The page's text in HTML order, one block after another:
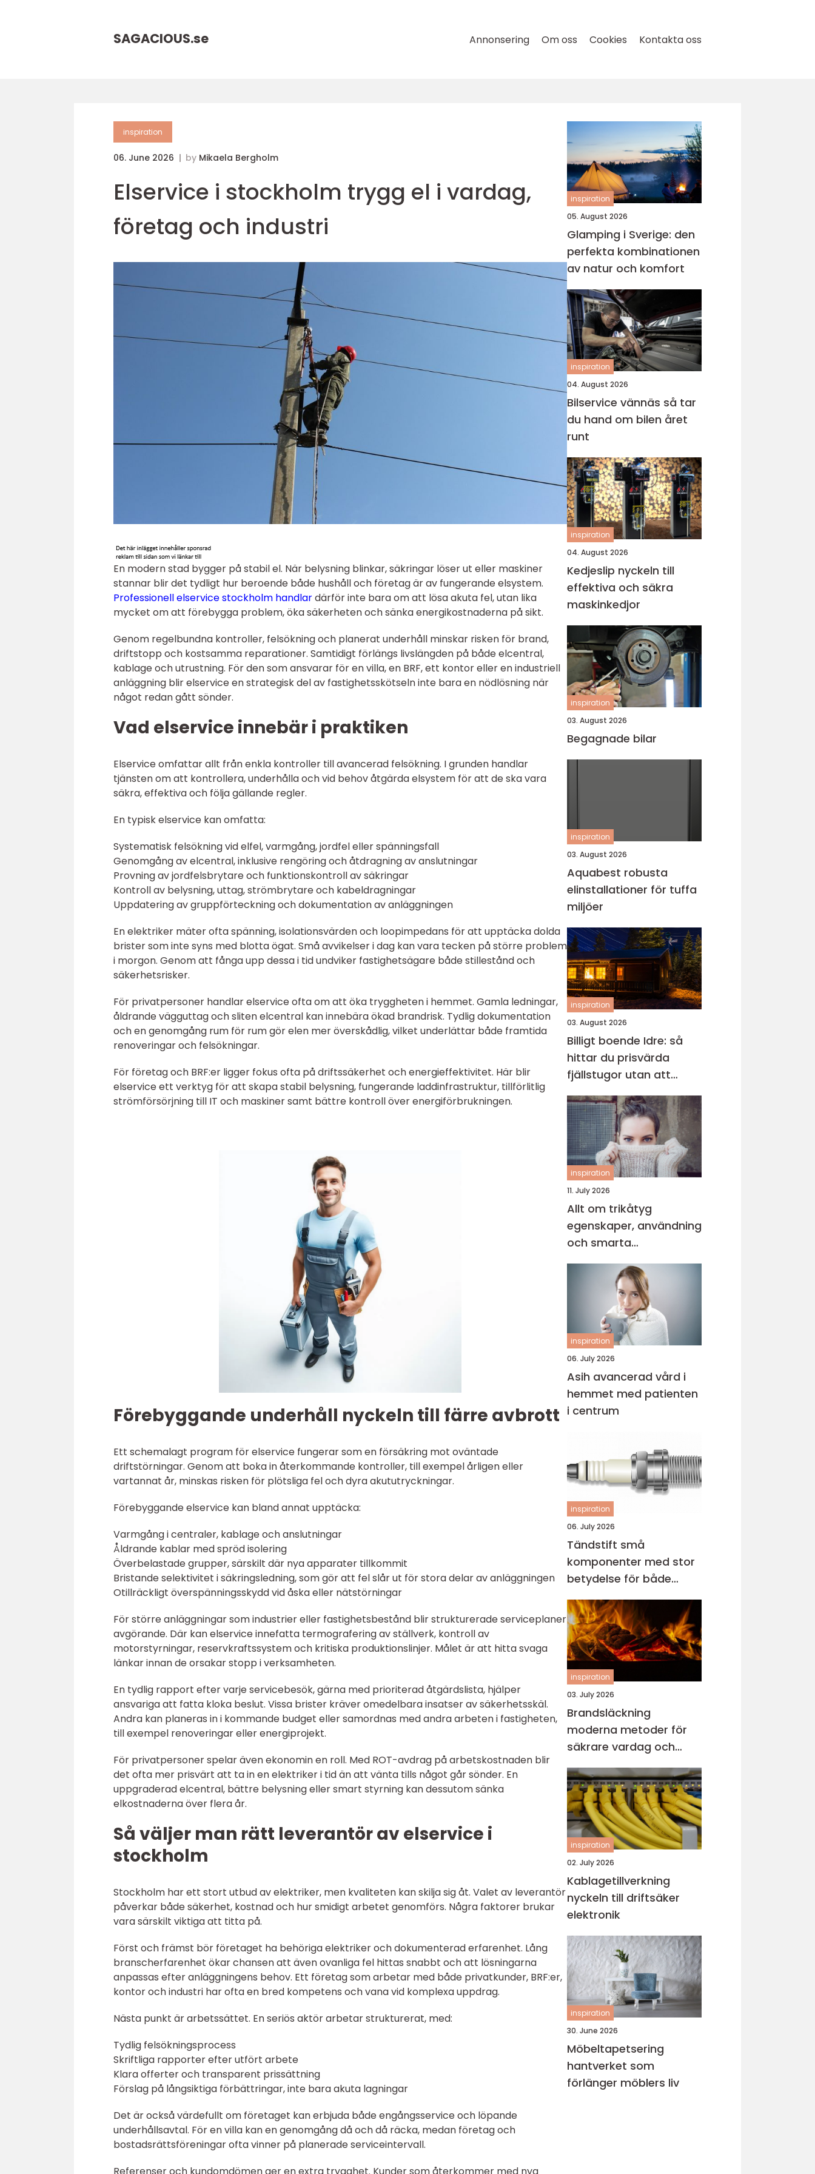
SAGACIOUS.se Annonsering Om oss Cookies Kontakta oss
inspiration
06. June 2026 by Mikaela Bergholm
Elservice i stockholm trygg el i vardag,
företag och industri
En modern stad bygger på stabil el. När belysning blinkar, säkringar löser ut eller maskiner
stannar blir det tydligt hur beroende både hushåll och företag är av fungerande elsystem.
Professionell elservice stockholm handlardärför inte bara om att lösa akuta fel, utan lika
mycket om att förebygga problem, öka säkerheten och sänka energikostnaderna på sikt.
Genom regelbundna kontroller, felsökning och planerat underhåll minskar risken för brand,
driftstopp och kostsamma reparationer. Samtidigt förlängs livslängden på både elcentral,
kablage och utrustning. För den som ansvarar för en villa, en BRF, ett kontor eller en industriell
anläggning blir elservice en strategisk del av fastighetsskötseln inte bara en nödlösning när
något redan gått sönder.
Vad elservice innebär i praktiken
Elservice omfattar allt från enkla kontroller till avancerad felsökning. I grunden handlar
tjänsten om att kontrollera, underhålla och vid behov åtgärda elsystem för att de ska vara
säkra, effektiva och följa gällande regler.
En typisk elservice kan omfatta:
Systematisk felsökning vid elfel, varmgång, jordfel eller spänningsfall
Genomgång av elcentral, inklusive rengöring och åtdragning av anslutningar
Provning av jordfelsbrytare och funktionskontroll av säkringar
Kontroll av belysning, uttag, strömbrytare och kabeldragningar
Uppdatering av gruppförteckning och dokumentation av anläggningen
En elektriker mäter ofta spänning, isolationsvärden och loopimpedans för att upptäcka dolda
brister som inte syns med blotta ögat. Små avvikelser i dag kan vara tecken på större problem
i morgon. Genom att fånga upp dessa i tid undviker fastighetsägare både stillestånd och
säkerhetsrisker.
För privatpersoner handlar elservice ofta om att öka tryggheten i hemmet. Gamla ledningar,
åldrande vägguttag och sliten elcentral kan innebära ökad brandrisk. Tydlig dokumentation
och en genomgång rum för rum gör elen mer överskådlig, vilket underlättar både framtida
renoveringar och felsökningar.
För företag och BRF:er ligger fokus ofta på driftssäkerhet och energieffektivitet. Här blir
elservice ett verktyg för att skapa stabil belysning, fungerande laddinfrastruktur, tillförlitlig
strömförsörjning till IT och maskiner samt bättre kontroll över energiförbrukningen.
Förebyggande underhåll nyckeln till färre avbrott
Ett schemalagt program för elservice fungerar som en försäkring mot oväntade
driftstörningar. Genom att boka in återkommande kontroller, till exempel årligen eller
vartannat år, minskas risken för plötsliga fel och dyra akututryckningar.
Förebyggande elservice kan bland annat upptäcka:
Varmgång i centraler, kablage och anslutningar
Åldrande kablar med spröd isolering
Överbelastade grupper, särskilt där nya apparater tillkommit
Bristande selektivitet i säkringsledning, som gör att fel slår ut för stora delar av anläggningen
Otillräckligt överspänningsskydd vid åska eller nätstörningar
För större anläggningar som industrier eller fastighetsbestånd blir strukturerade serviceplaner
avgörande. Där kan elservice innefatta termografering av ställverk, kontroll av
motorstyrningar, reservkraftssystem och kritiska produktionslinjer. Målet är att hitta svaga
länkar innan de orsakar stopp i verksamheten.
En tydlig rapport efter varje servicebesök, gärna med prioriterad åtgärdslista, hjälper
ansvariga att fatta kloka beslut. Vissa brister kräver omedelbara insatser av säkerhetsskäl.
Andra kan planeras in i kommande budget eller samordnas med andra arbeten i fastigheten,
till exempel renoveringar eller energiprojekt.
För privatpersoner spelar även ekonomin en roll. Med ROT-avdrag på arbetskostnaden blir
det ofta mer prisvärt att ta in en elektriker i tid än att vänta tills något går sönder. En
uppgraderad elcentral, bättre belysning eller smart styrning kan dessutom sänka
elkostnaderna över flera år.
Så väljer man rätt leverantör av elservice i
stockholm
Stockholm har ett stort utbud av elektriker, men kvaliteten kan skilja sig åt. Valet av leverantör
påverkar både säkerhet, kostnad och hur smidigt arbetet genomförs. Några faktorer brukar
vara särskilt viktiga att titta på.
Först och främst bör företaget ha behöriga elektriker och dokumenterad erfarenhet. Lång
branscherfarenhet ökar chansen att även ovanliga fel hittas snabbt och att lösningarna
anpassas efter anläggningens behov. Ett företag som arbetar med både privatkunder, BRF:er,
kontor och industri har ofta en bred kompetens och vana vid komplexa uppdrag.
Nästa punkt är arbetssättet. En seriös aktör arbetar strukturerat, med:
Tydlig felsökningsprocess
Skriftliga rapporter efter utfört arbete
Klara offerter och transparent prissättning
Förslag på långsiktiga förbättringar, inte bara akuta lagningar
Det är också värdefullt om företaget kan erbjuda både engångsservice och löpande
underhållsavtal. För en villa kan en genomgång då och då räcka, medan företag och
bostadsrättsföreningar ofta vinner på planerade serviceintervall.
inspiration
05. August 2026
Glamping i Sverige: den
perfekta kombinationen
av natur och komfort
inspiration
04. August 2026
Bilservice vännäs så tar
du hand om bilen året
runt
inspiration
04. August 2026
Kedjeslip nyckeln till
effektiva och säkra
maskinkedjor
inspiration
03. August 2026
Begagnade bilar
inspiration
03. August 2026
Aquabest robusta
elinstallationer för tuffa
miljöer
inspiration
03. August 2026
Billigt boende Idre: så
hittar du prisvärda
fjällstugor utan att
kompromissa på
upplevelsen
inspiration
11. July 2026
Allt om trikåtyg
egenskaper, användning
och smarta
sömnadstips
inspiration
06. July 2026
Asih avancerad vård i
hemmet med patienten
i centrum
inspiration
06. July 2026
Tändstift små
komponenter med stor
betydelse för både
motor och miljö
inspiration
03. July 2026
Brandsläckning
moderna metoder för
säkrare vardag och
verksamhet
inspiration
02. July 2026
Kablagetillverkning
nyckeln till driftsäker
elektronik
inspiration
30. June 2026
Möbeltapetsering
hantverket som
förlänger möblers liv